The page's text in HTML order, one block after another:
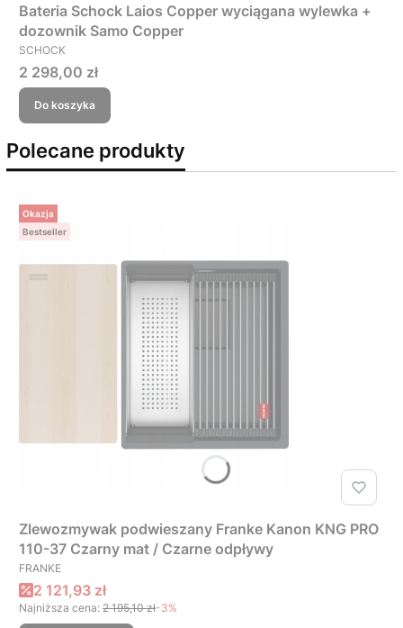
Bateria Schock Laios Copper wyciągana wylewka +
dozownik Samo Copper
PRODUCENT
SCHOCK
Cena
2 298,00 zł
Do koszyka
Polecane produkty
Okazja
Bestseller
Zlewozmywak podwieszany Franke Kanon KNG PRO
110-37 Czarny mat / Czarne odpływy
PRODUCENT
FRANKE
Cena promocyjna
2 121,93 zł
Najniższa cena: 2 195,10 zł-3%